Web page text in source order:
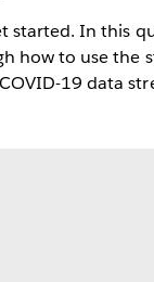
started. In this
how to use the
19 data